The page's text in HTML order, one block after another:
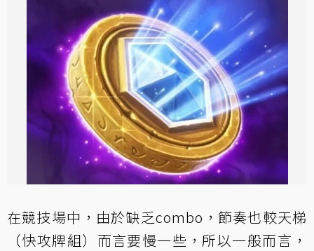
在競技場中，由於缺乏combo，節奏也較天梯
（快攻牌組）而言要慢一些，所以一般而言，